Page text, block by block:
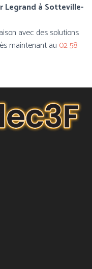
Legrand à Sotteville-
avec des solutions
maintenant au 02 58